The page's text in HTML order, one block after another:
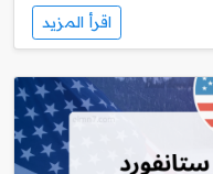
اقرأ المزيد